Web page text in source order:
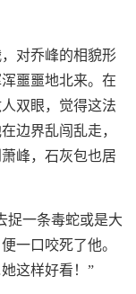
对乔峰的相貌形
噩噩地北来。在
双眼，觉得这法
边界乱闯乱走，
峰，石灰包也居
捉一条毒蛇或是大
一口咬死了他。
这样好看！”